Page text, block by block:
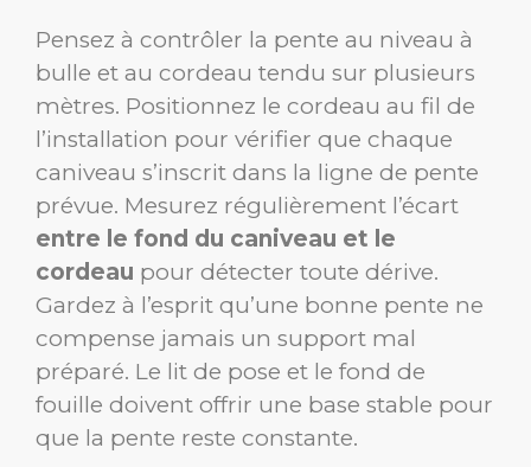
Pensez à contrôler la pente au niveau à
bulle et au cordeau tendu sur plusieurs
mètres. Positionnez le cordeau au fil de
l’installation pour vérifier que chaque
caniveau s’inscrit dans la ligne de pente
prévue. Mesurez régulièrement l’écart
entre le fond du caniveau et le
cordeau pour détecter toute dérive.
Gardez à l’esprit qu’une bonne pente ne
compense jamais un support mal
préparé. Le lit de pose et le fond de
fouille doivent offrir une base stable pour
que la pente reste constante.